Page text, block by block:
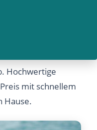
Tree
Hochwertige
mit schnellem
Hause.